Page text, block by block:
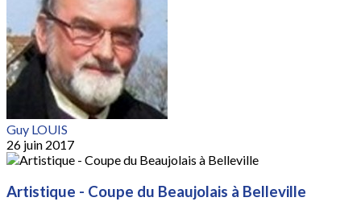
Guy LOUIS
26 juin 2017
Artistique - Coupe du Beaujolais à Belleville